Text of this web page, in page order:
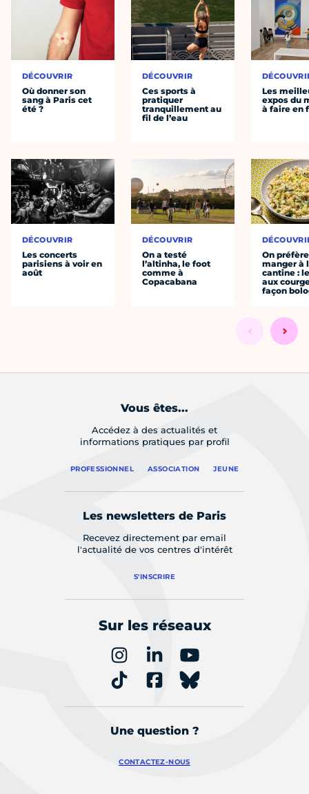
DÉCOUVRIR
Où donner son
sang à Paris cet
été ?
DÉCOUVRIR
Les concerts
parisiens à voir en
août
DÉCOUVRIR
Ces sports à
pratiquer
tranquillement au
fil de l’eau
DÉCOUVRIR
On a testé
l’altinha, le foot
comme à
Copacabana
Les
expos du
à faire en
On préfère
manger à
cantine :
aux
façon
Vous êtes...
Accédez à des actualités et
informations pratiques par profil
PROFESSIONNEL ASSOCIATION JEUNE
Les newsletters de Paris
Recevez directement par email
l'actualité de vos centres d'intérêt
S'INSCRIRE
Sur les réseaux
Une question ?
CONTACTEZ-NOUS